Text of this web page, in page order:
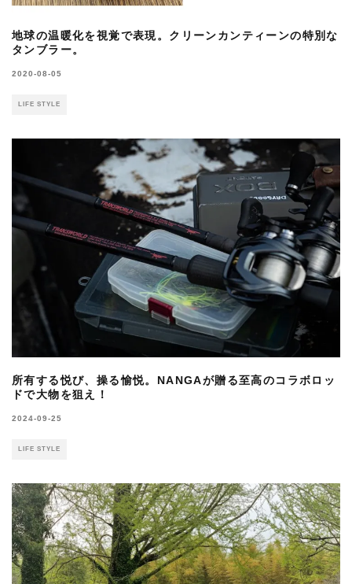
地球の温暖化を視覚で表現。クリーンカンティーンの特別な
タンブラー。
2020-08-05
LIFE STYLE
所有する悦び、操る愉悦。NANGAが贈る至高のコラボロッ
ドで大物を狙え！
2024-09-25
LIFE STYLE